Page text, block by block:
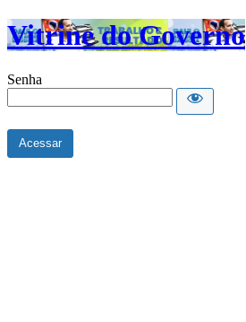
Vitrine do Governo
Senha